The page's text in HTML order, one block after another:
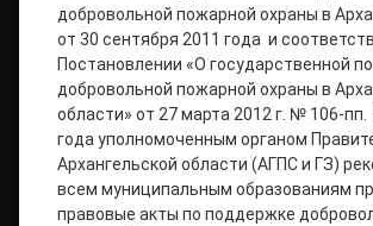
добровольной пожарной охраны в
от 30 сентября 2011 года и
Постановлении «О государственной
добровольной пожарной охраны в
области» от 27 марта 2012 г. № 106-
года уполномоченным органом
Архангельской области (АГПС и ГЗ)
всем муниципальным образованиям
правовые акты по поддержке